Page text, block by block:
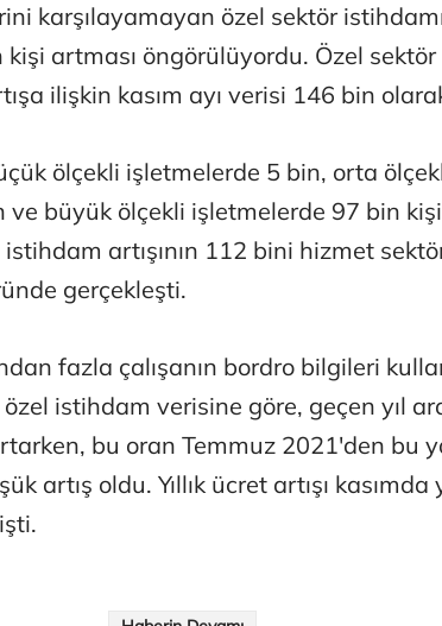
karşılayamayan özel sektör
artması öngörülüyordu. Özel sektör
ilişkin kasım ayı verisi 146 bin
ölçekli işletmelerde 5 bin, orta
ve büyük ölçekli işletmelerde 97 bin kişi
artışının 112 bini hizmet
gerçekleşti.
fazla çalışanın bordro bilgileri
istihdam verisine göre, geçen yıl
bu oran Temmuz 2021'den bu
artış oldu. Yıllık ücret artışı kasımda
Gençer
Futbol Federasyonu İzmirspor’u dinler mi?
Tunca
MİT’den